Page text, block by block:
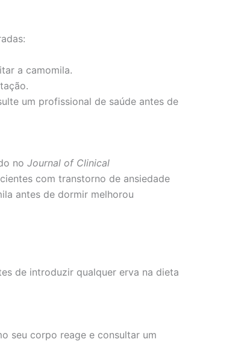
a camomila.
um profissional de saúde antes de
no Journal of Clinical
com transtorno de ansiedade
antes de dormir melhorou
de introduzir qualquer erva na dieta
seu corpo reage e consultar um